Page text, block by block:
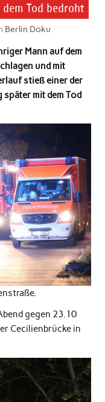
Tod bedroht
Berlin Doku
Mann auf dem
und mit
stieß einer der
mit dem Tod
gegen 23.10
Cecilienbrücke in